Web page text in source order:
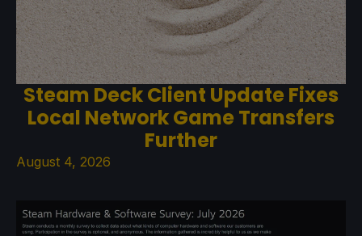
Steam Deck Client Update Fixes
Local Network Game Transfers
Further
August 4, 2026